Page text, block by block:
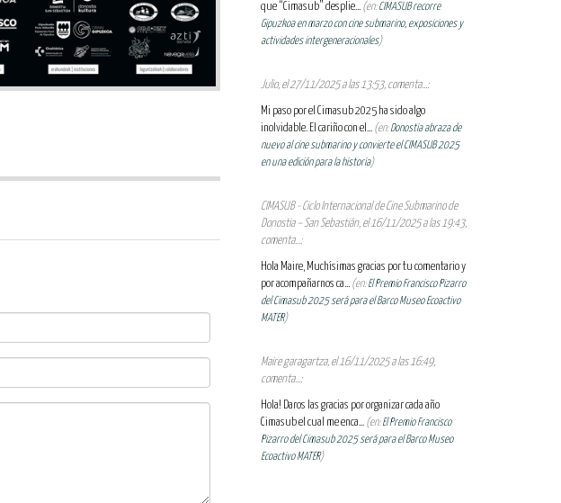
que “Cimasub” desplie... (en:CIMASUB recorre
Gipuzkoa en marzo con cine submarino, exposiciones y
actividades intergeneracionales)
Julio, el 27/11/2025 a las 13:53, comenta...:
Mi paso por el Cimasub 2025 ha sido algo
inolvidable. El cariño con el... (en:Donostia abraza de
nuevo al cine submarino y convierte el CIMASUB 2025
en una edición para la historia)
CIMASUB - Ciclo Internacional de Cine Submarino de
Donostia – San Sebastián, el 16/11/2025 a las 19:43,
comenta...:
Hola Maire, Muchísimas gracias por tu comentario y
por acompañarnos ca... (en:El Premio Francisco Pizarro
del Cimasub 2025 será para el Barco Museo Ecoactivo
MATER)
Maire garagartza, el 16/11/2025 a las 16:49,
comenta...:
Hola! Daros las gracias por organizar cada año
Cimasub el cual me enca... (en:El Premio Francisco
Pizarro del Cimasub 2025 será para el Barco Museo
Ecoactivo MATER)